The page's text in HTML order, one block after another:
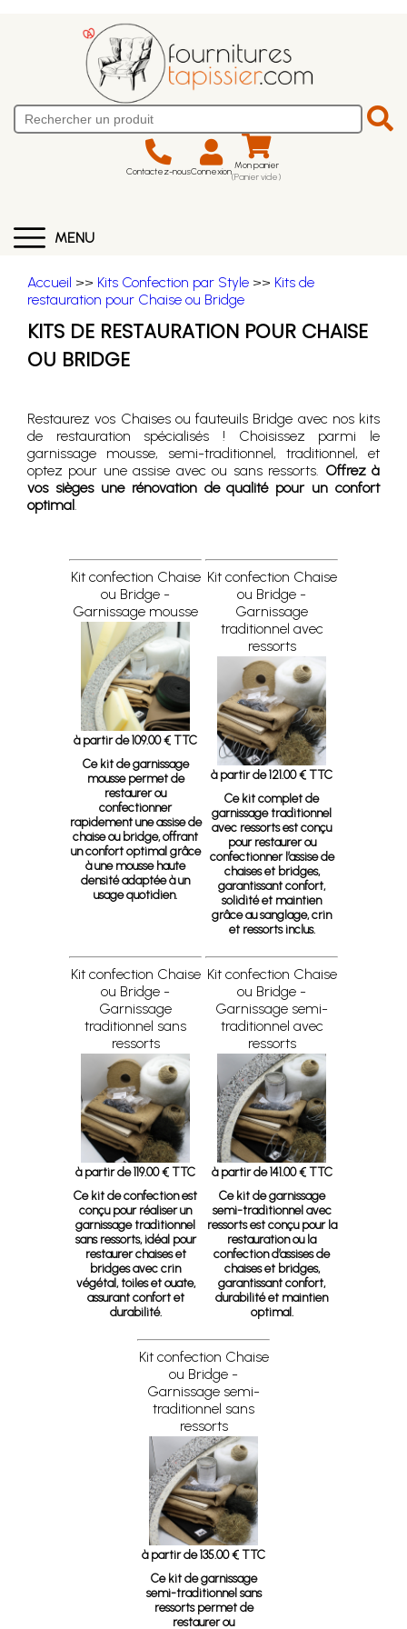
Contactez-nousConnexion Mon panier
(Panier vide)
MENU
Accueil >> Kits Confection par Style >> Kits de
restauration pour Chaise ou Bridge
KITS DE RESTAURATION POUR CHAISE
OU BRIDGE
Restaurez vos Chaises ou fauteuils Bridge avec nos kits
de restauration spécialisés ! Choisissez parmi le
garnissage mousse, semi-traditionnel, traditionnel, et
optez pour une assise avec ou sans ressorts. Offrez à
vos sièges une rénovation de qualité pour un confort
optimal.
Kit confection Chaise
ou Bridge -
Garnissage mousse
à partir de 109.00 € TTC
Ce kit de garnissage
mousse permet de
restaurer ou
confectionner
rapidement une assise de
chaise ou bridge, offrant
un confort optimal grâce
à une mousse haute
densité adaptée à un
usage quotidien.
Kit confection Chaise
ou Bridge -
Garnissage
traditionnel avec
ressorts
à partir de 121.00 € TTC
Ce kit complet de
garnissage traditionnel
avec ressorts est conçu
pour restaurer ou
confectionner l’assise de
chaises et bridges,
garantissant confort,
solidité et maintien
grâce au sanglage, crin
et ressorts inclus.
Kit confection Chaise
ou Bridge -
Garnissage
traditionnel sans
ressorts
à partir de 119.00 € TTC
Ce kit de confection est
conçu pour réaliser un
garnissage traditionnel
sans ressorts, idéal pour
restaurer chaises et
bridges avec crin
végétal, toiles et ouate,
assurant confort et
durabilité.
Kit confection Chaise
ou Bridge -
Garnissage semi-
traditionnel avec
ressorts
à partir de 141.00 € TTC
Ce kit de garnissage
semi-traditionnel avec
ressorts est conçu pour la
restauration ou la
confection d’assises de
chaises et bridges,
garantissant confort,
durabilité et maintien
optimal.
Kit confection Chaise
ou Bridge -
Garnissage semi-
traditionnel sans
ressorts
à partir de 135.00 € TTC
Ce kit de garnissage
semi-traditionnel sans
ressorts permet de
restaurer ou